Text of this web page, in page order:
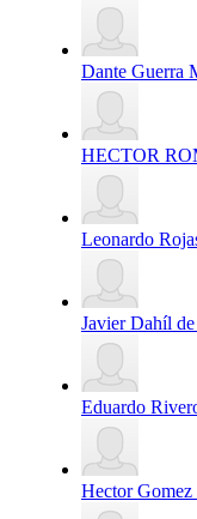
Dante Guerra
HECTOR
Leonardo
Javier Dahíl
Eduardo
Hector Gomez